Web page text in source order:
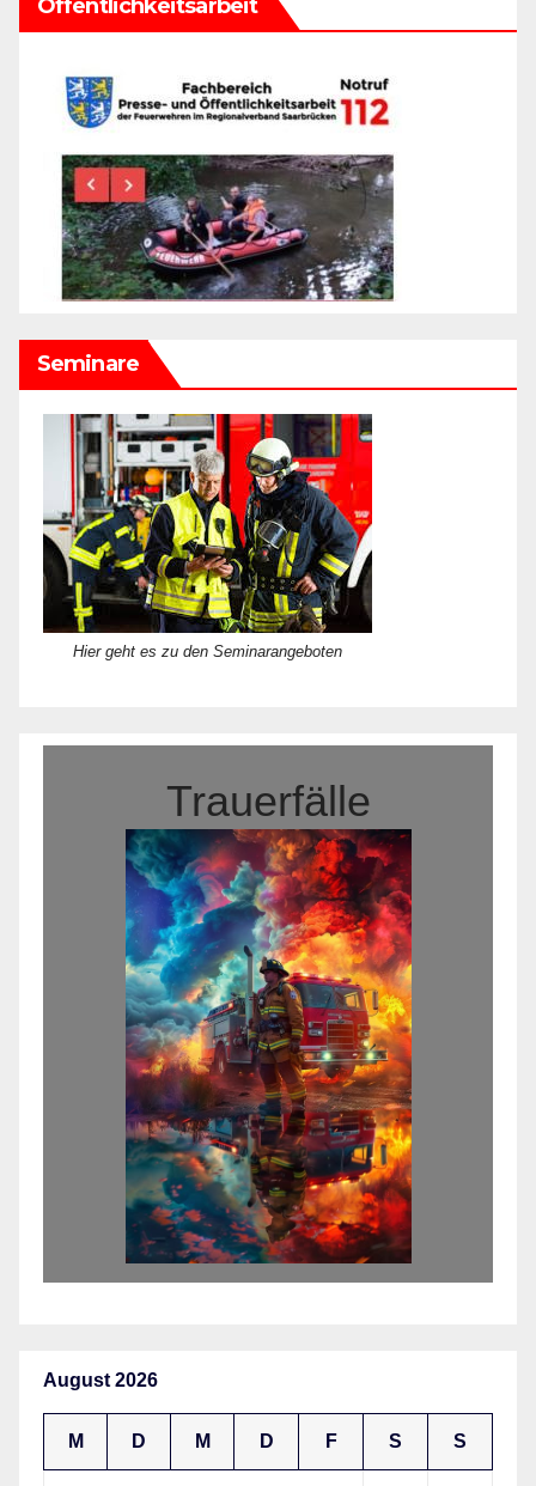
Öffentlichkeitsarbeit
Seminare
Hier geht es zu den Seminarangeboten
Trauerfälle
August 2026
M D M D F S S